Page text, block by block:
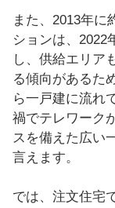
また、2013年に
ションは、2022
し、供給エリア
る傾向があるた
ら一戸建に流れ
禍でテレワーク
スを備えた広い
言えます。
では、注文住宅